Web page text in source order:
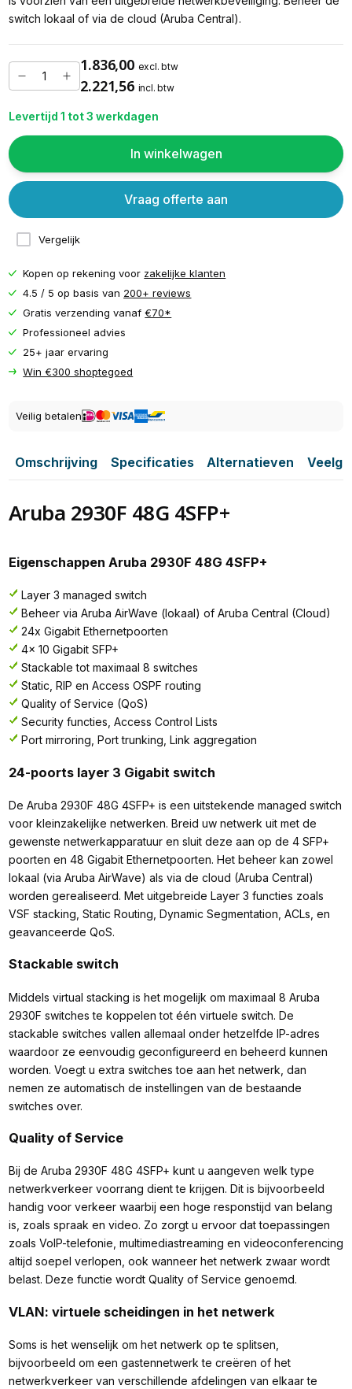
switch lokaal of via de cloud (Aruba Central).
1.836,00 excl. btw
2.221,56 incl. btw
Levertijd 1 tot 3 werkdagen
In winkelwagen
Vergelijk
Vraag offerte aan
Kopen op rekening voor zakelijke klanten
4.5 / 5 op basis van 200+ reviews
Gratis verzending vanaf€70*
Professioneel advies
25+ jaar ervaring
Win €300 shoptegoed
Veilig betalen
Omschrijving Specificaties Alternatieven
Aruba 2930F 48G 4SFP+
Eigenschappen Aruba 2930F 48G 4SFP+
Layer 3 managed switch
Beheer via Aruba AirWave (lokaal) of Aruba Central (Cloud)
24x Gigabit Ethernetpoorten
4x 10 Gigabit SFP+
Stackable tot maximaal 8 switches
Static, RIP en Access OSPF routing
Quality of Service (QoS)
Security functies, Access Control Lists
Port mirroring, Port trunking, Link aggregation
24-poorts layer 3 Gigabit switch
De Aruba 2930F 48G 4SFP+ is een uitstekende managed switch
voor kleinzakelijke netwerken. Breid uw netwerk uit met de
gewenste netwerkapparatuur en sluit deze aan op de 4 SFP+
poorten en 48 Gigabit Ethernetpoorten. Het beheer kan zowel
lokaal (via Aruba AirWave) als via de cloud (Aruba Central)
worden gerealiseerd. Met uitgebreide Layer 3 functies zoals
VSF stacking, Static Routing, Dynamic Segmentation, ACLs, en
geavanceerde QoS.
Stackable switch
Middels virtual stacking is het mogelijk om maximaal 8 Aruba
2930F switches te koppelen tot één virtuele switch. De
stackable switches vallen allemaal onder hetzelfde IP-adres
waardoor ze eenvoudig geconfigureerd en beheerd kunnen
worden. Voegt u extra switches toe aan het netwerk, dan
nemen ze automatisch de instellingen van de bestaande
switches over.
Quality of Service
Bij de Aruba 2930F 48G 4SFP+ kunt u aangeven welk type
netwerkverkeer voorrang dient te krijgen. Dit is bijvoorbeeld
handig voor verkeer waarbij een hoge responstijd van belang
is, zoals spraak en video. Zo zorgt u ervoor dat toepassingen
zoals VoIP-telefonie, multimediastreaming en videoconferencing
altijd soepel verlopen, ook wanneer het netwerk zwaar wordt
belast. Deze functie wordt Quality of Service genoemd.
VLAN: virtuele scheidingen in het netwerk
Soms is het wenselijk om het netwerk op te splitsen,
bijvoorbeeld om een gastennetwerk te creëren of het
netwerkverkeer van verschillende afdelingen van elkaar te